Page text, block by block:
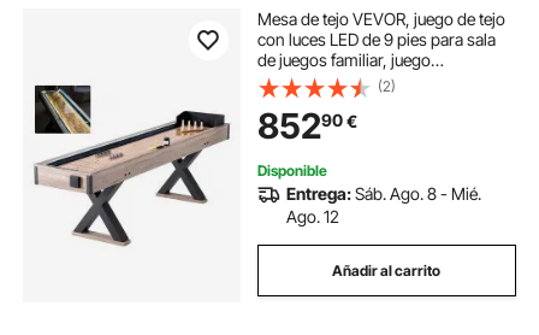
Mesa de tejo VEVOR, juego de tejo
con luces LED de 9 pies para sala
de juegos familiar, juego
combinado de tejo y bolos 2 en 1,
con campo de juego resistente a
rayones, patas, 8 discos, juego de
bolos, cera, cepillo
(2)
85290€
Disponible
Entrega:Sáb. Ago. 8 - Mié.
Ago. 12
Añadir al carrito